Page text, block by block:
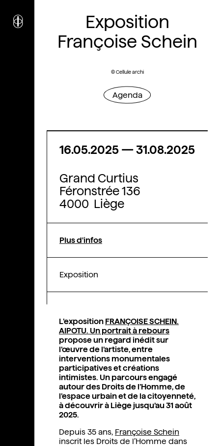
i culturel
rchitecture
Exposition
Françoise Schein
© Cellule archi
Agenda
L’exposition FRANÇOISE SCHEIN.
AIPOTU. Un portrait à rebours
propose un regard inédit sur
l’œuvre de l’artiste, entre
interventions monumentales
participatives et créations
intimistes. Un parcours engagé
autour des Droits de l’Homme, de
l’espace urbain et de la citoyenneté,
à découvrir à Liège jusqu’au 31 août
2025.
Depuis 35 ans, Françoise Schein
inscrit les Droits de l’Homme dans
16.05.2025 —31.08.2025
Grand Curtius
Féronstrée 136
4000 Liège
Plus d'infos
Exposition